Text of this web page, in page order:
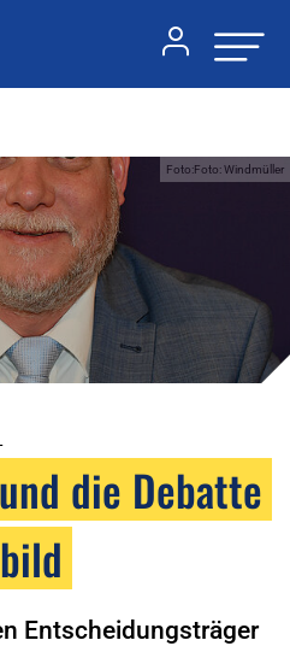
Foto:Foto: Windmüller
die Debatte
Entscheidungsträger